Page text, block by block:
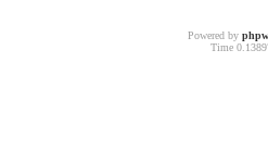
Powered by
Time